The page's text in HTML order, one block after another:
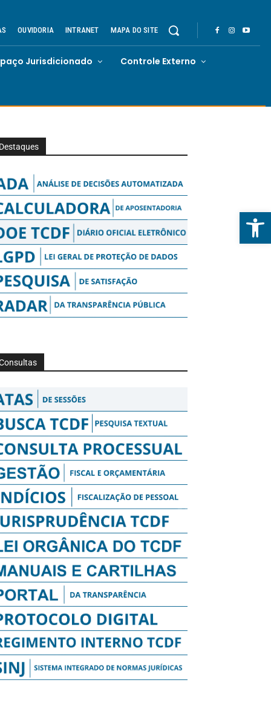
Abrir
OUVIDORIA INTRANET MAPA DO SITE
Jurisdicionado Controle Externo